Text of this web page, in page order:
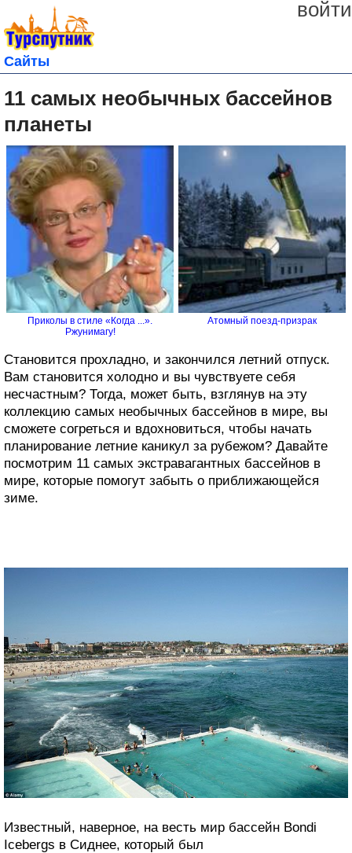
войти
Сайты
11 самых необычных бассейнов
планеты
Приколы в стиле «Когда ...».
Ржунимагу!
Атомный поезд-призрак
Становится прохладно, и закончился летний отпуск.
Вам становится холодно и вы чувствуете себя
несчастным? Тогда, может быть, взглянув на эту
коллекцию самых необычных бассейнов в мире, вы
сможете согреться и вдохновиться, чтобы начать
планирование летние каникул за рубежом? Давайте
посмотрим 11 самых экстравагантных бассейнов в
мире, которые помогут забыть о приближающейся
зиме.
Известный, наверное, на весть мир бассейн Bondi
Icebergs в Сиднее, который был